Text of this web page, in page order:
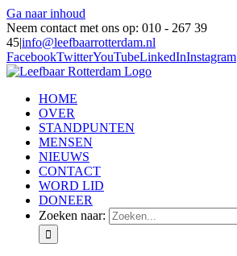
Ga naar inhoud
Neem contact met ons op: 010 - 267 39
45|info@leefbaarrotterdam.nl
FacebookTwitterYouTubeLinkedInInstagram
HOME
OVER
STANDPUNTEN
MENSEN
NIEUWS
CONTACT
WORD LID
DONEER
Zoeken naar: